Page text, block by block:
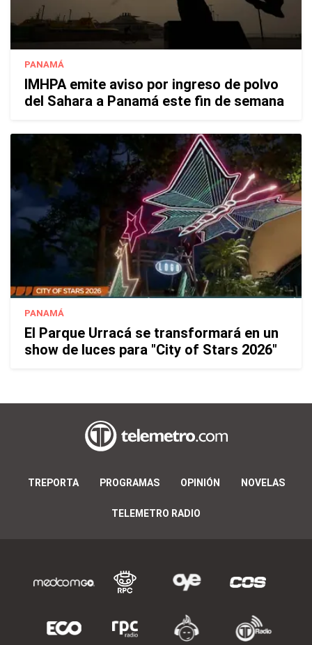
PANAMÁ
IMHPA emite aviso por ingreso de polvo
del Sahara a Panamá este fin de semana
PANAMÁ
El Parque Urracá se transformará en un
show de luces para "City of Stars 2026"
TREPORTA PROGRAMAS OPINIÓN NOVELAS
TELEMETRO RADIO